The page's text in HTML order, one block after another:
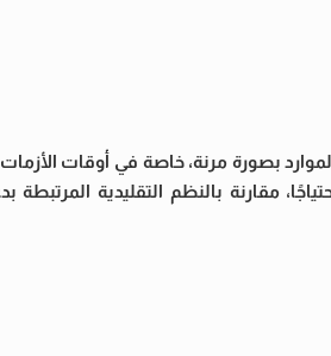
بصورة مرنة، خاصة في أوقات الأزمات
مقارنة بالنظم التقليدية